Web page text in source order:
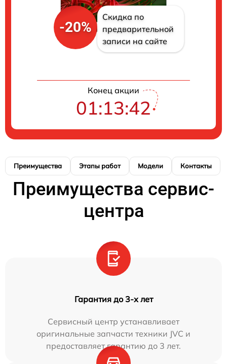
-20%
Скидка по
предварительной
записи на сайте
Конец акции
01:13:41
Преимущества Этапы работ Модели Контакты
Преимущества сервис-
центра
Гарантия до 3-х лет
Сервисный центр устанавливает
оригинальные запчасти техники JVC и
предоставляет гарантию до 3 лет.